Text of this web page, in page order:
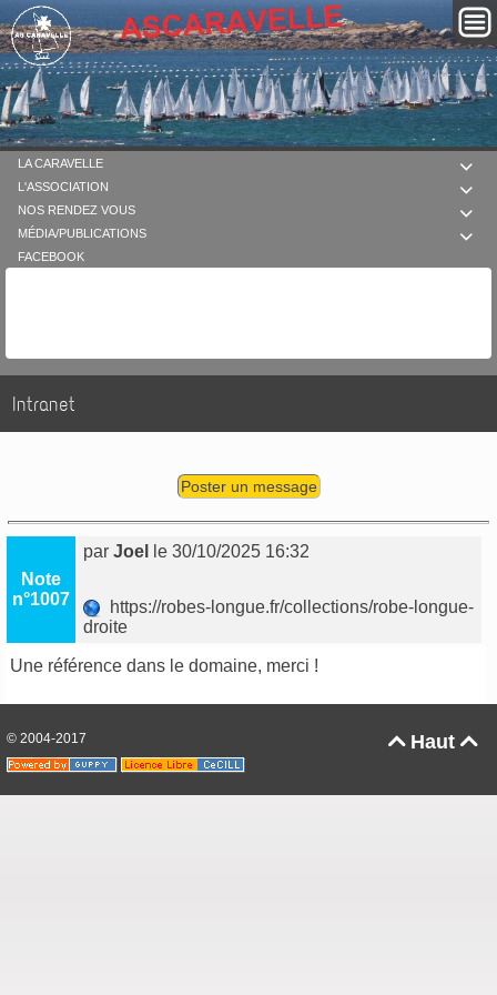

LA CARAVELLE

L'ASSOCIATION

NOS RENDEZ VOUS

MÉDIA/PUBLICATIONS
FACEBOOK
Intranet
Poster un message
Note
n°1007
parJoel le 30/10/2025 16:32
https://robes-longue.fr/collections/robe-longue-
droite
Une référence dans le domaine, merci !
Haut 
© 2004-2017